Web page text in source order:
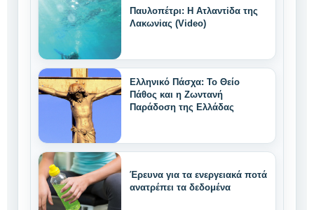
Παυλοπέτρι: Η Ατλαντiδα της
Λακωνiας (Video)
Ελληνικό Πάσχα: Το Θείο
Πάθος και η Ζωντανή
Παράδοση της Ελλάδας
Έρευνα για τα ενεργειακά ποτά
ανατρέπει τα δεδομένα